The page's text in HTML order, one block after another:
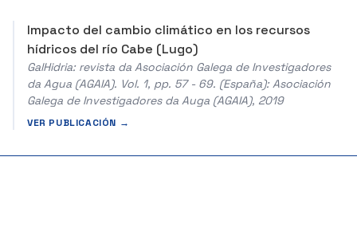
Impacto del cambio climático en los recursos
hídricos del río Cabe (Lugo)
GalHidria: revista da Asociación Galega de Investigadores
da Agua (AGAIA). Vol. 1, pp. 57 - 69. (España): Asociación
Galega de Investigadores da Auga (AGAIA), 2019
VER PUBLICACIÓN →